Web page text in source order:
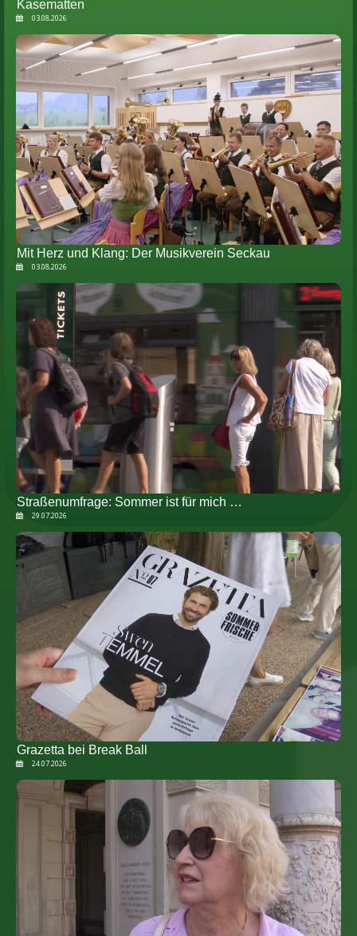
Kasematten
03.08.2026
Mit Herz und Klang: Der Musikverein Seckau
03.08.2026
Straßenumfrage: Sommer ist für mich …
29.07.2026
Grazetta bei Break Ball
24.07.2026